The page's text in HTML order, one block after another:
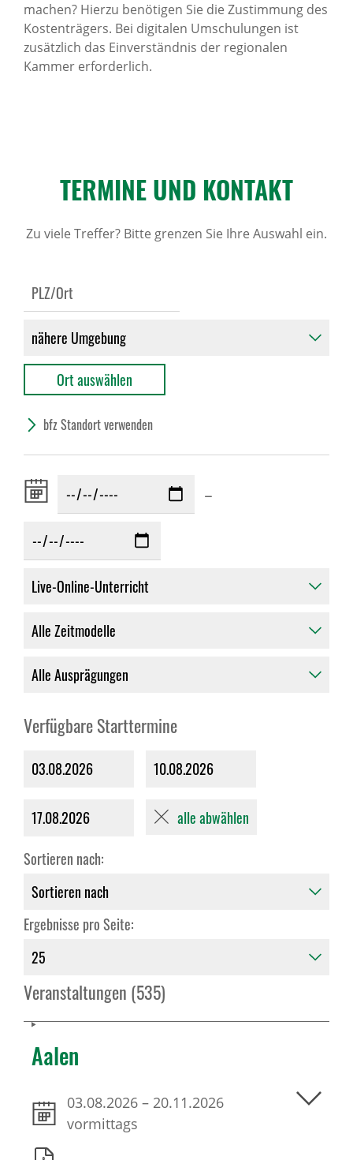
machen? Hierzu benötigen Sie die Zustimmung des
Kostenträgers. Bei digitalen Umschulungen ist
zusätzlich das Einverständnis der regionalen
Kammer erforderlich.
TERMINE UND KONTAKT
Zu viele Treffer? Bitte grenzen Sie Ihre Auswahl ein.
bfz Standort verwenden
Zeitraum
von:
–
Verfügbare Starttermine
03.08.2026 10.08.2026
17.08.2026 alle abwählen
Sortieren nach:
Ergebnisse pro Seite:
Veranstaltungen (535)
Aalen
03.08.2026 – 20.11.2026
vormittags